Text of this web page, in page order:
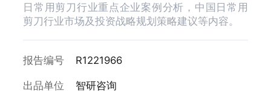
日常用剪刀行业重点企业案例分析，中国日常用
剪刀行业市场及投资战略规划策略建议等内容。
报告编号 R1221966
出品单位 智研咨询